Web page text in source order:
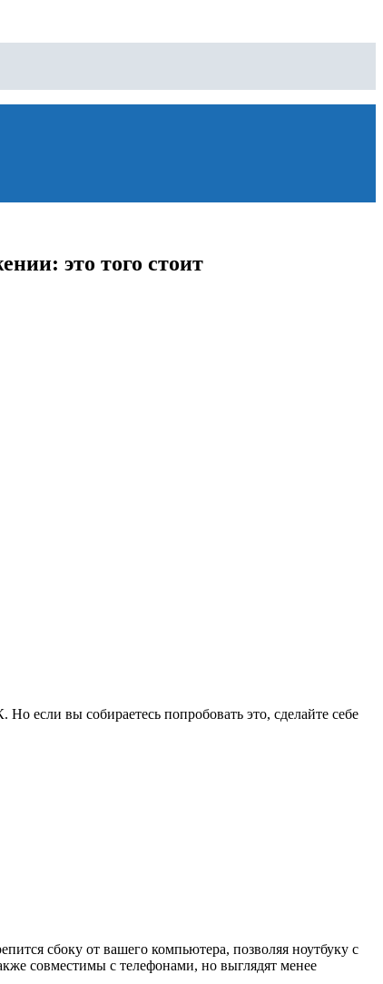
это того стоит
если вы собираетесь попробовать это, сделайте себе
сбоку от вашего компьютера, позволяя ноутбуку с
совместимы с телефонами, но выглядят менее